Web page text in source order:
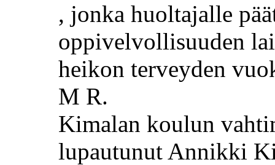
, jonka huoltajalle
oppivelvollisuuden
heikon terveyden
M R.
Kimalan koulun
lupautunut Annikki